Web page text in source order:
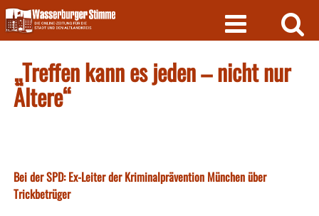
Skip
to
content
„Treffen kann es jeden – nicht nur
Ältere“
Bei der SPD: Ex-Leiter der Kriminalprävention München über
Trickbetrüger